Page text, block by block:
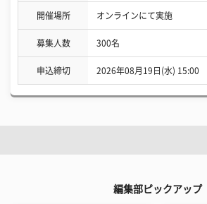
開催場所 オンラインにて実施
募集人数 300名
申込締切 2026年08月19日(水) 15:00
編集部ピックアップ